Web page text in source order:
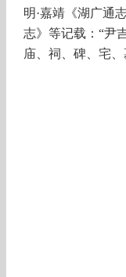
明·嘉靖《湖广通
志》等记载：“尹
庙、祠、碑、宅